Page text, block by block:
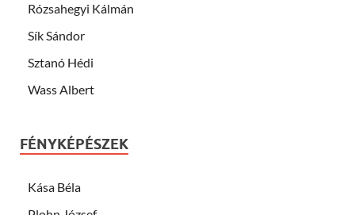
Rózsahegyi Kálmán
Sík Sándor
Sztanó Hédi
Wass Albert
FÉNYKÉPÉSZEK
Kása Béla